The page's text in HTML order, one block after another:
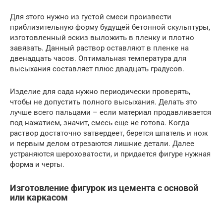
Для этого нужно из густой смеси произвести
приблизительную форму будущей бетонной скульптуры,
изготовленный эскиз выложить в пленку и плотно
завязать. Данный раствор оставляют в пленке на
двенадцать часов. Оптимальная температура для
высыхания составляет плюс двадцать градусов.
Изделие для сада нужно периодически проверять,
чтобы не допустить полного высыхания. Делать это
лучше всего пальцами – если материал продавливается
под нажатием, значит, смесь еще не готова. Когда
раствор достаточно затвердеет, берется шпатель и нож
и первым делом отрезаются лишние детали. Далее
устраняются шероховатости, и придается фигуре нужная
форма и черты.
Изготовление фигурок из цемента с основой
или каркасом